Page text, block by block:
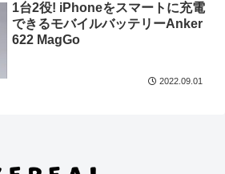
1台2役! iPhoneをスマートに充電
できるモバイルバッテリーAnker
622 MagGo
2022.09.01